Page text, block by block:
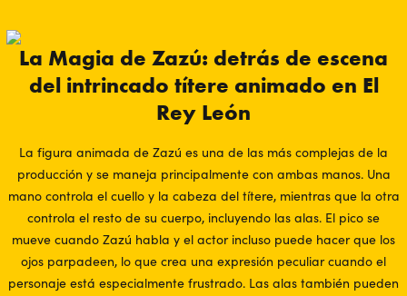
La Magia de Zazú: detrás de escena
del intrincado títere animado en El
Rey León
La figura animada de Zazú es una de las más complejas de la
producción y se maneja principalmente con ambas manos. Una
mano controla el cuello y la cabeza del títere, mientras que la otra
controla el resto de su cuerpo, incluyendo las alas. El pico se
mueve cuando Zazú habla y el actor incluso puede hacer que los
ojos parpadeen, lo que crea una expresión peculiar cuando el
personaje está especialmente frustrado. Las alas también pueden